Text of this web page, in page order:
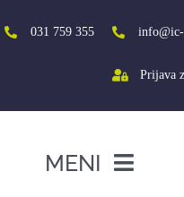
to
content
031 759 355 info@ic-
Prijava
MENI